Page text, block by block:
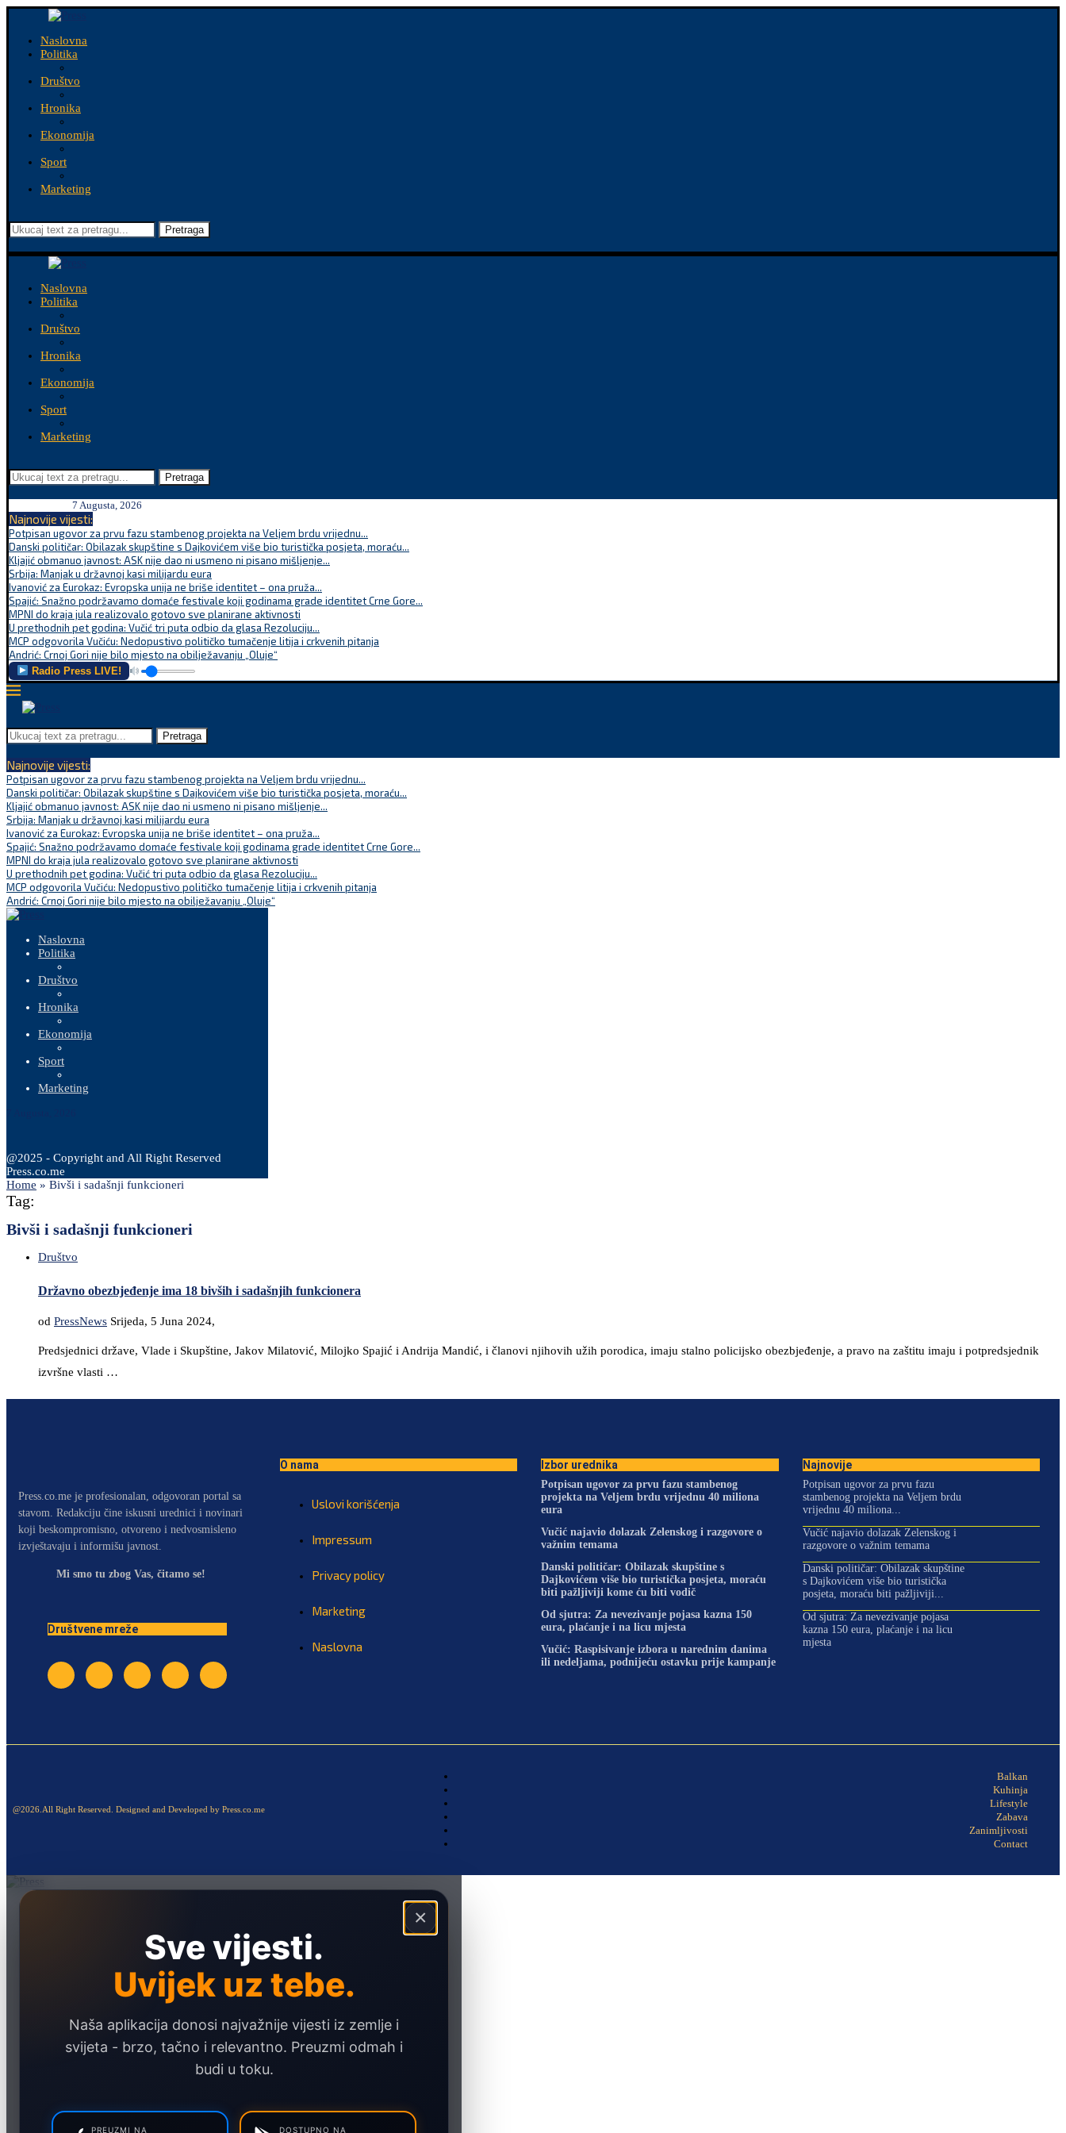
Naslovna
Politika
Društvo
Hronika
Ekonomija
Sport
Marketing
Pretraga
Naslovna
Politika
Društvo
Hronika
Ekonomija
Sport
Marketing
Pretraga
7 Augusta, 2026
Najnovije vijesti:
Potpisan ugovor za prvu fazu stambenog projekta na Veljem brdu vrijednu...
Danski političar: Obilazak skupštine s Dajkovićem više bio turistička posjeta, moraću...
Kljajić obmanuo javnost: ASK nije dao ni usmeno ni pisano mišljenje...
Srbija: Manjak u državnoj kasi milijardu eura
Ivanović za Eurokaz: Evropska unija ne briše identitet – ona pruža...
Spajić: Snažno podržavamo domaće festivale koji godinama grade identitet Crne Gore...
MPNI do kraja jula realizovalo gotovo sve planirane aktivnosti
U prethodnih pet godina: Vučić tri puta odbio da glasa Rezoluciju...
MCP odgovorila Vučiću: Nedopustivo političko tumačenje litija i crkvenih pitanja
Andrić: Crnoj Gori nije bilo mjesto na obilježavanju „Oluje“
Radio Press LIVE!
Pretraga
Najnovije vijesti:
Potpisan ugovor za prvu fazu stambenog projekta na Veljem brdu vrijednu...
Danski političar: Obilazak skupštine s Dajkovićem više bio turistička posjeta, moraću...
Kljajić obmanuo javnost: ASK nije dao ni usmeno ni pisano mišljenje...
Srbija: Manjak u državnoj kasi milijardu eura
Ivanović za Eurokaz: Evropska unija ne briše identitet – ona pruža...
Spajić: Snažno podržavamo domaće festivale koji godinama grade identitet Crne Gore...
MPNI do kraja jula realizovalo gotovo sve planirane aktivnosti
U prethodnih pet godina: Vučić tri puta odbio da glasa Rezoluciju...
MCP odgovorila Vučiću: Nedopustivo političko tumačenje litija i crkvenih pitanja
Andrić: Crnoj Gori nije bilo mjesto na obilježavanju „Oluje“
Naslovna
Politika
Društvo
Hronika
Ekonomija
Sport
Marketing
@2025 - Copyright and All Right Reserved
Press.co.me
Home » Bivši i sadašnji funkcioneri
Tag:
Bivši i sadašnji funkcioneri
Društvo
Državno obezbjeđenje ima 18 bivših i sadašnjih funkcionera
od PressNews Srijeda, 5 Juna 2024,
Predsjednici države, Vlade i Skupštine, Jakov Milatović, Milojko Spajić i Andrija Mandić, i članovi njihovih užih porodica, imaju stalno policijsko obezbjeđenje, a pravo na zaštitu imaju i potpredsjednik
izvršne vlasti …
Press.co.me je profesionalan, odgovoran portal sa
stavom. Redakciju čine iskusni urednici i novinari
koji beskompromisno, otvoreno i nedvosmisleno
izvještavaju i informišu javnost.
Mi smo tu zbog Vas, čitamo se!
Društvene mreže
O nama
Uslovi korišćenja
Impressum
Privacy policy
Marketing
Naslovna
Izbor urednika
Potpisan ugovor za prvu fazu stambenog
projekta na Veljem brdu vrijednu 40 miliona
eura
Vučić najavio dolazak Zelenskog i razgovore o
važnim temama
Danski političar: Obilazak skupštine s
Dajkovićem više bio turistička posjeta, moraću
biti pažljiviji kome ću biti vodič
Od sjutra: Za nevezivanje pojasa kazna 150
eura, plaćanje i na licu mjesta
Vučić: Raspisivanje izbora u narednim danima
ili nedeljama, podnijeću ostavku prije kampanje
Najnovije
Potpisan ugovor za prvu fazu
stambenog projekta na Veljem brdu
vrijednu 40 miliona...
Vučić najavio dolazak Zelenskog i
razgovore o važnim temama
Danski političar: Obilazak skupštine
s Dajkovićem više bio turistička
posjeta, moraću biti pažljiviji...
Od sjutra: Za nevezivanje pojasa
kazna 150 eura, plaćanje i na licu
mjesta
@2026.All Right Reserved. Designed and Developed by Press.co.me
Balkan
Kuhinja
Lifestyle
Zabava
Zanimljivosti
Contact
×
Sve vijesti.
Uvijek uz tebe.
Naša aplikacija donosi najvažnije vijesti iz zemlje i
svijeta - brzo, tačno i relevantno. Preuzmi odmah i
budi u toku.
PREUZMI NA DOSTUPNO NA
Marketing